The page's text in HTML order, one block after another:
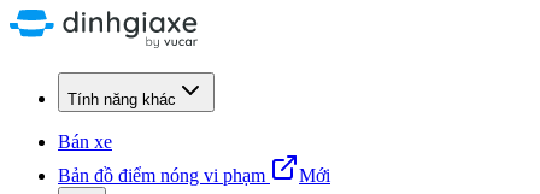
Tính năng khác
Bán xe
Bản đồ điểm nóng vi phạm
Mới